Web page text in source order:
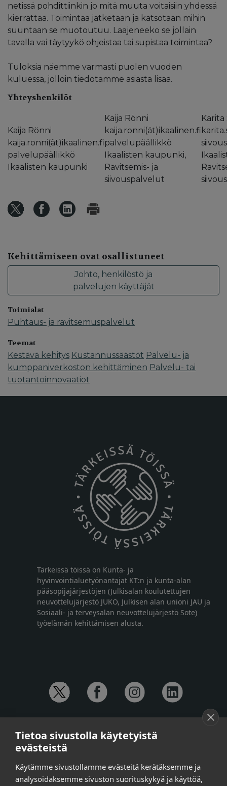
netissä pohdittiinkin jo mitä muuta voitaisiin yhdessä
kierrättää. Toimintaa jatketaan ja katsotaan mihin
suuntaan se muotoutuu. Laajeneeko se jollain
tavalla vai täytyykö ohjeistaa tai supistaa toimintaa?
Tuloksia näemme varmasti puolen vuoden
kuluessa, jolloin tiedotamme asiasta lisää.
Yhteyshenkilöt
Kaija Rönni
kaija.ronni(ät)ikaalinen.fi
palvelupäällikkö
Ikaalisten kaupunki
Kaija Rönni
kaija.ronni(ät)ikaalinen.fi
palvelupäällikkö
Ikaalisten kaupunki,
Ravitsemis- ja
siivouspalvelut
Karita
Kehittämiseen ovat osallistuneet
Johto, henkilöstö ja
palvelujen käyttäjät
Toimialat
Puhtaus- ja ravitsemuspalvelut
Teemat
Kestävä kehitys Kustannussäästöt Palvelu- ja
kumppaniverkoston kehittäminen Palvelu- tai
tuotantoinnovaatiot
Tärkeissä töissä on Kunta- ja
hyvinvointialuetyönantajat KT:n ja kunta-alan
pääsopijajärjestöjen (Julkisalan koulutettujen
neuvottelujärjestö JUKO, Julkisen alan unioni JAU ja
Sosiaali- ja terveysalan neuvottelujärjestö Sote)
työelämän kehittämisen alusta.
Anna-Mari Jaanu, kehittämispäällikkö,
puh. +358 50 572 4620
Henna Honkalo,
viestintäpäällikkö,
puh. +358 50 479 6618
Tietoa sivustolla käytetyistä
evästeistä
Käytämme sivustollamme evästeitä kerätäksemme ja
analysoidaksemme sivuston suorituskykyä ja käyttöä,